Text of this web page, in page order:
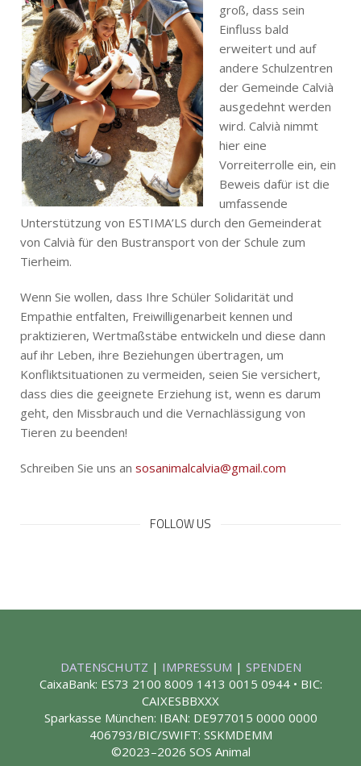
groß, dass sein
Einfluss bald
erweitert und auf
andere Schulzentren
der Gemeinde Calvià
ausgedehnt werden
wird. Calvià nimmt
hier eine
Vorreiterrolle ein, ein
Beweis dafür ist die
umfassende
Unterstützung von ESTIMA’LS durch den Gemeinderat
von Calvià für den Bustransport von der Schule zum
Tierheim.
Wenn Sie wollen, dass Ihre Schüler Solidarität und
Empathie entfalten, Freiwilligenarbeit kennen und
praktizieren, Wertmaßstäbe entwickeln und diese dann
auf ihr Leben, ihre Beziehungen übertragen, um
Konfliktsituationen zu vermeiden, seien Sie versichert,
dass dies die geeignete Erziehung ist, wenn es darum
geht, den Missbrauch und die Vernachlässigung von
Tieren zu beenden!
Schreiben Sie uns an sosanimalcalvia@gmail.com
FOLLOW US
DATENSCHUTZ | IMPRESSUM | SPENDEN
CaixaBank: ES73 2100 8009 1413 0015 0944 • BIC:
CAIXESBBXXX
Sparkasse München: IBAN: DE977015 0000 0000
406793/BIC/SWIFT: SSKMDEMM
©2023–2026 SOS Animal